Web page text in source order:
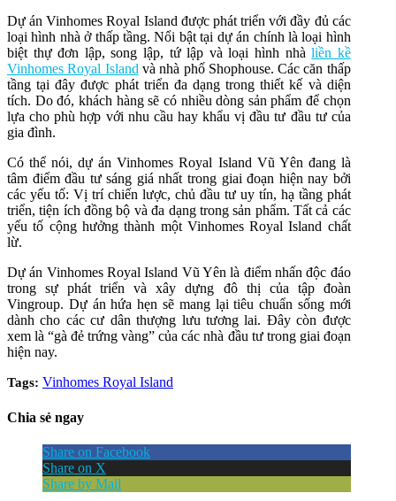
Dự án Vinhomes Royal Island được phát triển với đầy đủ các
loại hình nhà ở thấp tầng. Nổi bật tại dự án chính là loại hình
biệt thự đơn lập, song lập, tứ lập và loại hình nhàliền kề
Vinhomes Royal Island và nhà phố Shophouse. Các căn thấp
tầng tại đây được phát triển đa dạng trong thiết kế và diện
tích. Do đó, khách hàng sẽ có nhiều dòng sản phẩm để chọn
lựa cho phù hợp với nhu cầu hay khẩu vị đầu tư đầu tư của
gia đình.
Có thể nói, dự án Vinhomes Royal Island Vũ Yên đang là
tâm điểm đầu tư sáng giá nhất trong giai đoạn hiện nay bởi
các yếu tố: Vị trí chiến lược, chủ đầu tư uy tín, hạ tầng phát
triển, tiện ích đồng bộ và đa dạng trong sản phẩm. Tất cả các
yếu tố cộng hưởng thành một Vinhomes Royal Island chất
lừ.
Dự án Vinhomes Royal Island Vũ Yên là điểm nhấn độc đáo
trong sự phát triển và xây dựng đô thị của tập đoàn
Vingroup. Dự án hứa hẹn sẽ mang lại tiêu chuẩn sống mới
dành cho các cư dân thượng lưu tương lai. Đây còn được
xem là “gà đẻ trứng vàng” của các nhà đầu tư trong giai đoạn
hiện nay.
Tags: Vinhomes Royal Island
Chia sẻ ngay
Share on Facebook
Share on X
Share by Mail